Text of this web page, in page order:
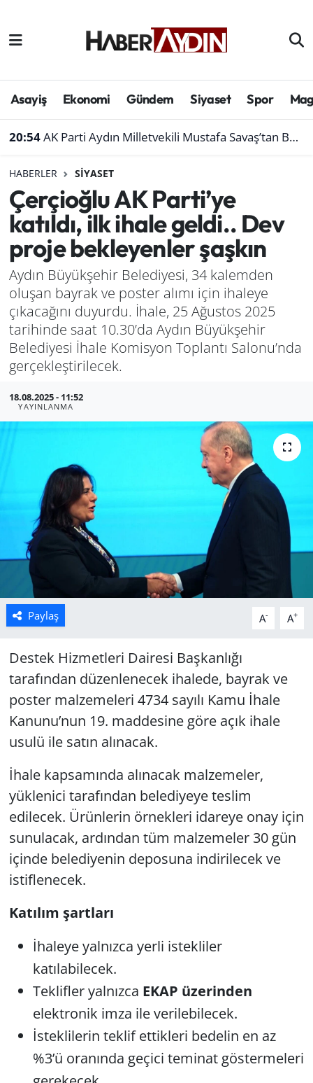
Asayiş Ekonomi Gündem Siyaset Spor
20:54AK Parti Aydın Milletvekili Mustafa Savaş’tan Bakan Yumaklı’ya ziyaret
HABERLER SIYASET
Çerçioğlu AK Parti’ye
katıldı, ilk ihale geldi.. Dev
proje bekleyenler şaşkın
Aydın Büyükşehir Belediyesi, 34 kalemden
oluşan bayrak ve poster alımı için ihaleye
çıkacağını duyurdu. İhale, 25 Ağustos 2025
tarihinde saat 10.30’da Aydın Büyükşehir
Belediyesi İhale Komisyon Toplantı Salonu’nda
gerçekleştirilecek.
18.08.2025 - 11:52
YAYINLANMA
Paylaş A- A+
Destek Hizmetleri Dairesi Başkanlığı
tarafından düzenlenecek ihalede, bayrak ve
poster malzemeleri 4734 sayılı Kamu İhale
Kanunu’nun 19. maddesine göre açık ihale
usulü ile satın alınacak.
İhale kapsamında alınacak malzemeler,
yüklenici tarafından belediyeye teslim
edilecek. Ürünlerin örnekleri idareye onay için
sunulacak, ardından tüm malzemeler 30 gün
içinde belediyenin deposuna indirilecek ve
istiflenecek.
Katılım şartları
İhaleye yalnızca yerli istekliler
katılabilecek.
Teklifler yalnızca EKAP üzerinden
elektronik imza ile verilebilecek.
İsteklilerin teklif ettikleri bedelin en az
%3’ü oranında geçici teminat göstermeleri
Afyonkarahisar
Çevre
Genel
Haber
Izmir
Kütahya
Manisa
Muğla
Politika
Aydın Hava Durumu
Süper Lig Puan Durumu ve Fikstür
Son Dakika Haberleri
Haber Arşivi